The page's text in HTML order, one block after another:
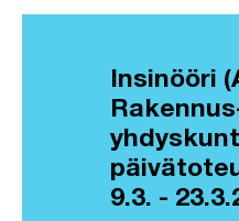
Insinööri
9.3. -